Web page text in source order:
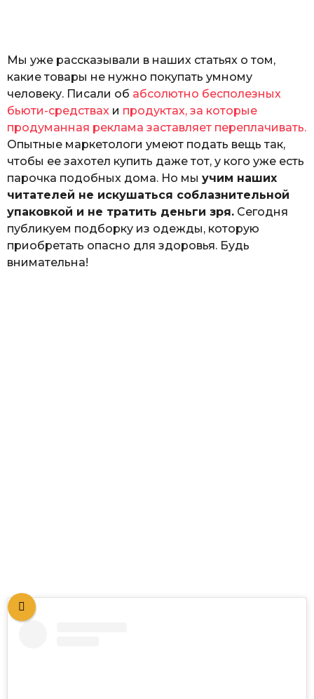
ю
к
Мы уже рассказывали в наших статьях о том,
какие товары не нужно покупать умному
человеку. Писали об абсолютно бесполезных
бьюти-средствах и продуктах, за которые
продуманная реклама заставляет переплачивать.
Опытные маркетологи умеют подать вещь так,
чтобы ее захотел купить даже тот, у кого уже есть
парочка подобных дома. Но мы учим наших
читателей не искушаться соблазнительной
упаковкой и не тратить деньги зря. Сегодня
публикуем подборку из одежды, которую
приобретать опасно для здоровья. Будь
внимательна!